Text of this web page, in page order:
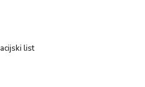
list